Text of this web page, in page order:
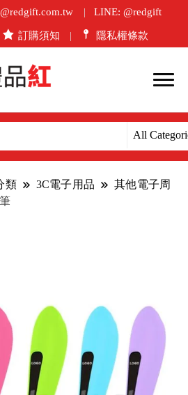
LINE: @redgift
訂購須知 隱私權條款
類 3C電子用品
其他電子周